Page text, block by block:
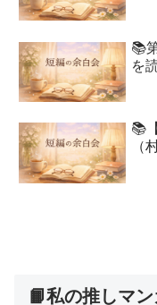
📚
を
📚
（
📙私の推しマ